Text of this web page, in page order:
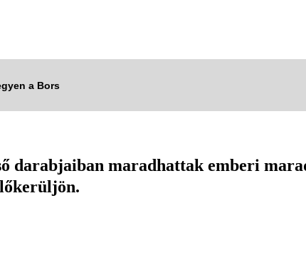
a Bors
darabjaiban maradhattak emberi